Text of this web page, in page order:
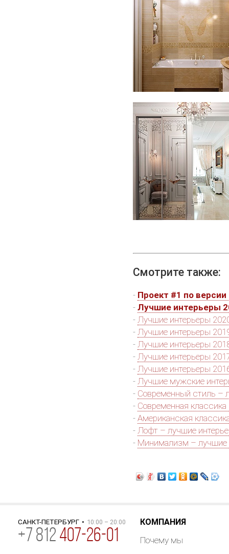
Смотрите также:
- Проект #1 по версии
- Лучшие интерьеры
- Лучшие интерьеры
- Лучшие интерьеры
- Лучшие интерьеры
- Лучшие интерьеры
- Лучшие интерьеры
- Лучшие мужские
- Современный стиль –
- Современная
- Американская
- Лофт – лучшие
- Минимализм – лучшие
САНКТ-ПЕТЕРБУРГ • 10:00 – 20:00
+7 812 407-26-01
КОМПАНИЯ
Почему мы